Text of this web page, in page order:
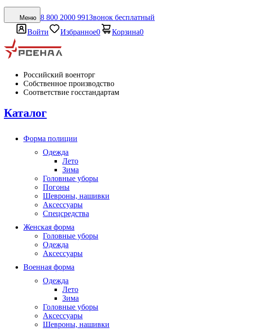
Меню 8 800 2000 991Звонок бесплатный
Войти
Избранное0 Корзина0
Российский военторг
Собственное производство
Соответствие госстандартам
Каталог
Форма полиции
Одежда
Лето
Зима
Головные уборы
Погоны
Шевроны, нашивки
Аксессуары
Спецсредства
Женская форма
Головные уборы
Одежда
Аксессуары
Военная форма
Одежда
Лето
Зима
Головные уборы
Аксессуары
Шевроны, нашивки